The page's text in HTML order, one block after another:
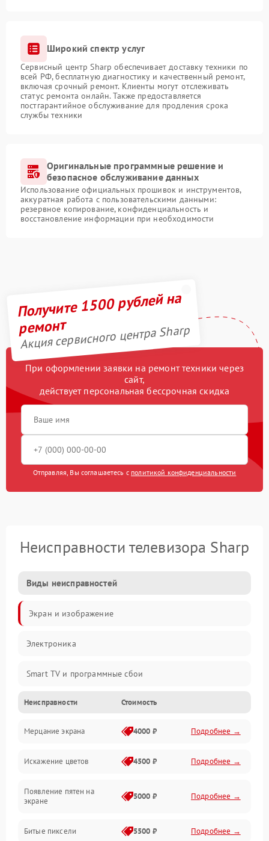
Широкий спектр услуг
Сервисный центр Sharp обеспечивает доставку техники по
всей РФ, бесплатную диагностику и качественный ремонт,
включая срочный ремонт. Клиенты могут отслеживать
статус ремонта онлайн. Также предоставляется
постгарантийное обслуживание для продления срока
службы техники
Оригинальные программные решение и
безопасное обслуживание данных
Использование официальных прошивок и инструментов,
аккуратная работа с пользовательскими данными:
резервное копирование, конфиденциальность и
восстановление информации при необходимости
Получите 1500 рублей на
ремонт
Акция сервисного центра Sharp
При оформлении заявки на ремонт техники через
сайт,
действует персональная бессрочная скидка
Отправляя, Вы соглашаетесь с политикой конфиденциальности
Неисправности телевизора Sharp
Виды неисправностей
Экран и изображение
Электроника
Smart TV и программные сбои
Питание и запуск
Подсветка и LED-модули
Звук и аудиосистема
Сигнал и приём каналов
Неисправности Стоимость
Мерцание экрана 4000 ₽ Подробнее →
Искажение цветов 4500 ₽ Подробнее →
Появление пятен на
экране
5000 ₽ Подробнее →
Битые пиксели 5500 ₽ Подробнее →